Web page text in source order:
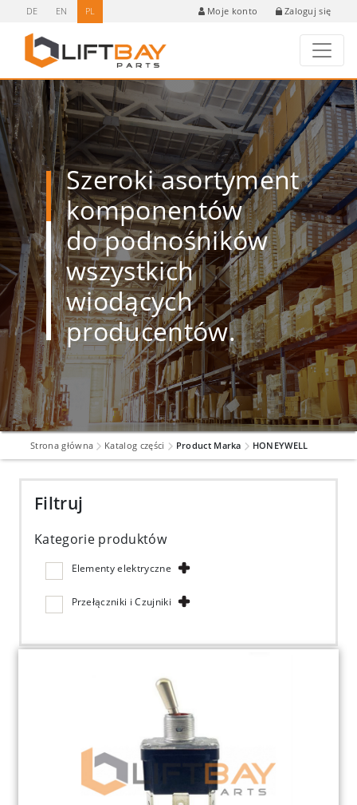
DE EN PL Moje konto Zaloguj się
Szeroki asortyment
komponentów
do podnośników
wszystkich
wiodących
producentów.
Strona główna Katalog części Product Marka HONEYWELL
Filtruj
Kategorie produktów
Elementy elektryczne
Przełączniki i Czujniki